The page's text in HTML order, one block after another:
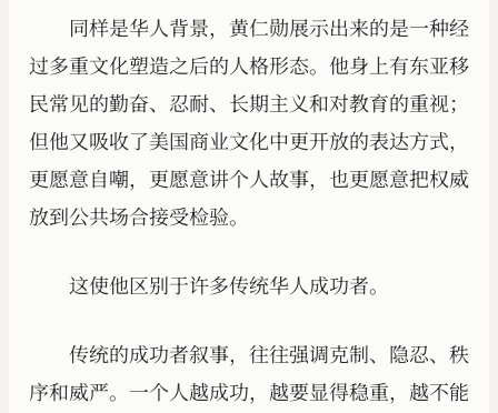
同样是华人背景，黄仁勋展示出来的是一种经
过多重文化塑造之后的人格形态。他身上有东亚移
民常见的勤奋、忍耐、长期主义和对教育的重视；
但他又吸收了美国商业文化中更开放的表达方式，
更愿意自嘲，更愿意讲个人故事，也更愿意把权威
放到公共场合接受检验。
这使他区别于许多传统华人成功者。
传统的成功者叙事，往往强调克制、隐忍、秩
序和威严。一个人越成功，越要显得稳重，越不能